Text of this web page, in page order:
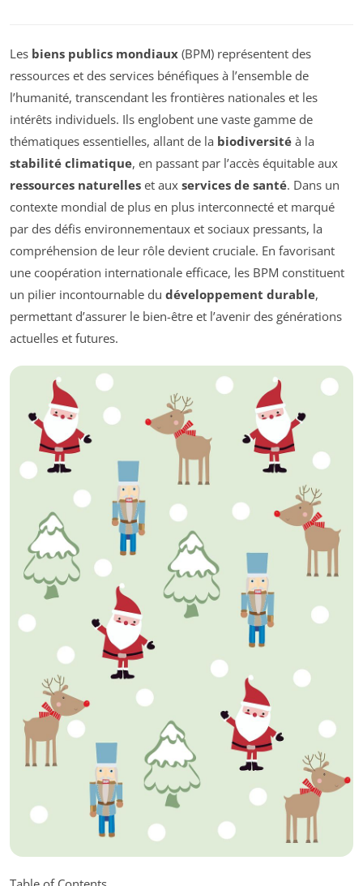
Les biens publics mondiaux (BPM) représentent des
ressources et des services bénéfiques à l’ensemble de
l’humanité, transcendant les frontières nationales et les
intérêts individuels. Ils englobent une vaste gamme de
thématiques essentielles, allant de la biodiversité à la
stabilité climatique, en passant par l’accès équitable aux
ressources naturelles et aux services de santé. Dans un
contexte mondial de plus en plus interconnecté et marqué
par des défis environnementaux et sociaux pressants, la
compréhension de leur rôle devient cruciale. En favorisant
une coopération internationale efficace, les BPM constituent
un pilier incontournable du développement durable,
permettant d’assurer le bien-être et l’avenir des générations
actuelles et futures.